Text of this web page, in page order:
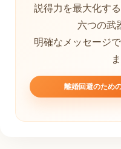
説得力を最大化す
六つの武
明確なメッセージ
離婚回避のため